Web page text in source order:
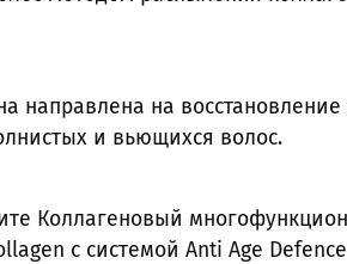
направлена на
и вьющихся волос.
Коллагеновый
с системой Anti Age